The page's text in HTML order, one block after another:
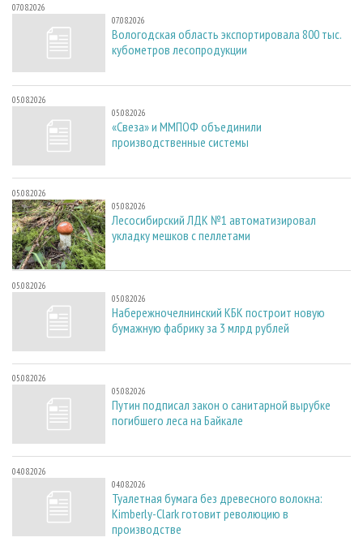
07.08.2026
07.08.2026
Вологодская область экспортировала 800 тыс.
кубометров лесопродукции
05.08.2026
05.08.2026
«Свеза» и ММПОФ объединили
производственные системы
05.08.2026
05.08.2026
Лесосибирский ЛДК №1 автоматизировал
укладку мешков с пеллетами
05.08.2026
05.08.2026
Набережночелнинский КБК построит новую
бумажную фабрику за 3 млрд рублей
05.08.2026
05.08.2026
Путин подписал закон о санитарной вырубке
погибшего леса на Байкале
04.08.2026
04.08.2026
Туалетная бумага без древесного волокна:
Kimberly-Clark готовит революцию в
производстве